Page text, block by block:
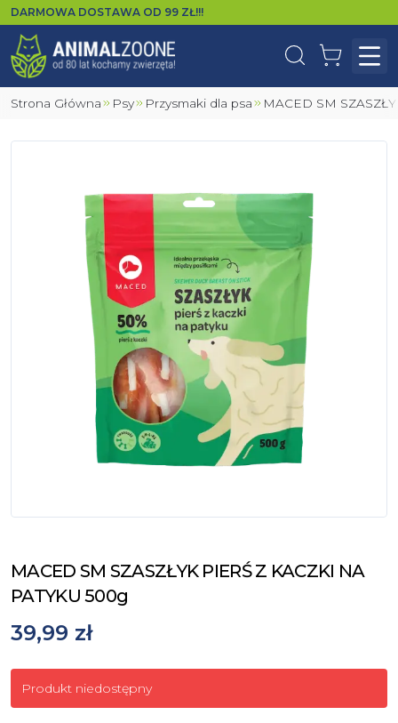
DARMOWA DOSTAWA OD 99 ZŁ!!!
WyszukajKoszyk
Strona Główna Psy Przysmaki dla psa MACED SM
MACED SM SZASZŁYK PIERŚ Z KACZKI NA
PATYKU 500g
39,99 zł
Produkt niedostępny